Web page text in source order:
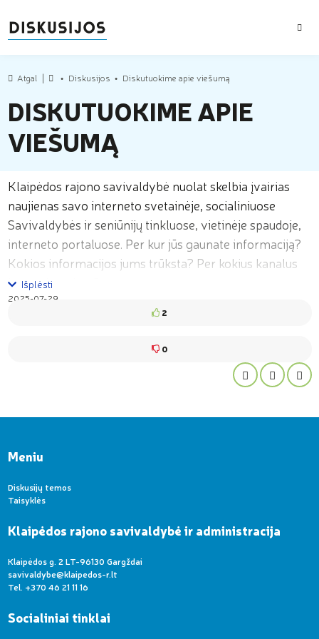
Atgal
Diskusijos Diskutuokime apie viešumą
DISKUTUOKIME APIE
VIEŠUMĄ
Išplėsti
Klaipėdos rajono savivaldybė nuolat skelbia įvairias
naujienas savo interneto svetainėje, socialiniuose
Savivaldybės ir seniūnijų tinkluose, vietinėje spaudoje,
interneto portaluose. Per kur jūs gaunate informaciją?
Kokios informacijos jums trūksta? Per kokius kanalus
jos pasigendate?
2025-07-29
2
0
Meniu
Diskusijų temos
Taisyklės
Klaipėdos rajono savivaldybė ir administracija
Klaipėdos g. 2 LT-96130 Gargždai
savivaldybe@klaipedos-r.lt
Tel. +370 46 21 11 16
Socialiniai tinklai